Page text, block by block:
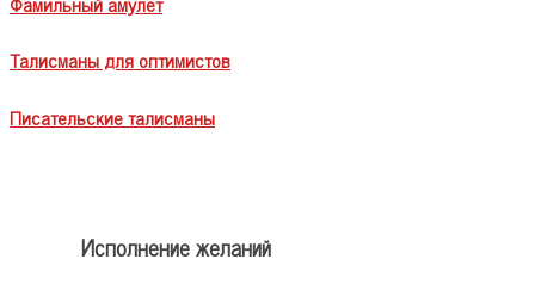
Талисманы для оптимистов
Писательские талисманы
Исполнение желаний